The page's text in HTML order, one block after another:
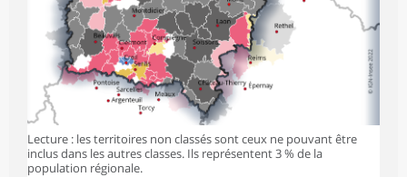
Lecture : les territoires non classés sont ceux ne pouvant être
inclus dans les autres classes. Ils représentent 3 % de la
population régionale.